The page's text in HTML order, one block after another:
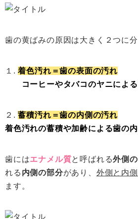
歯の黄ばみの原因は大きく２つに分
１.着色汚れ＝歯の表面の汚れ
コーヒーやタバコのヤニによる
２.蓄積汚れ＝歯の内側の汚れ
着色汚れの蓄積や加齢による歯の
歯にはエナメル質と呼ばれる外側
れる 内側の部分があり、 外側と内
ます。